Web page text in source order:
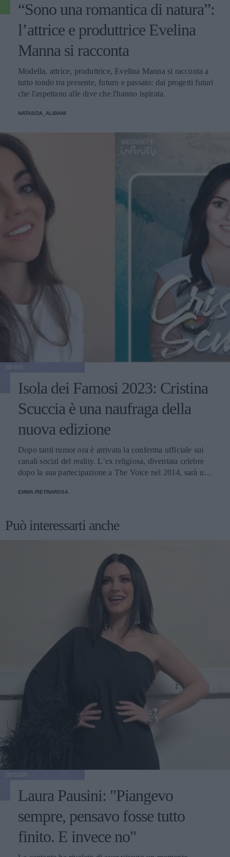
“Sono una romantica di natura”:
l’attrice e produttrice Evelina
Manna si racconta
Modella, attrice, produttrice, Evelina Manna si racconta a
tutto tondo tra presente, futuro e passato: dai progetti futuri
che l'aspettano alle dive che l'hanno ispirata.
NATASCIA_ALIBANI
Isola dei Famosi 2023: Cristina
Scuccia è una naufraga della
nuova edizione
Dopo tanti rumor ora è arrivata la conferma ufficiale sui
canali social del reality. L’ex religiosa, diventata celebre
dopo la sua partecipazione a The Voice nel 2014, sarà una
EMMA PIETRAROSA
Può interessarti anche
Laura Pausini: "Piangevo
sempre, pensavo fosse tutto
finito. E invece no"